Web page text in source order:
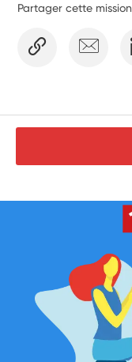
Partager cette mission